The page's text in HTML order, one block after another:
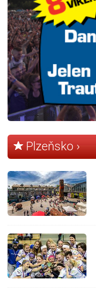
Plzeňsko ›